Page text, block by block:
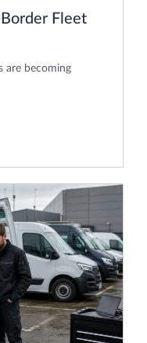
Fleet
are becoming